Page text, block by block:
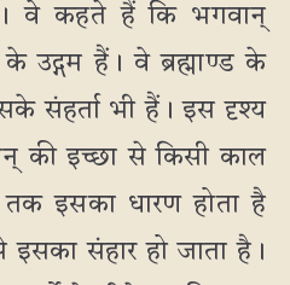
वे कहते हैं कि भगवान्
के उद्गम हैं। वे ब्रह्माण्ड के
संहर्ता भी हैं। इस दृश्य
की इच्छा से किसी काल
इसका धारण होता है
संहार हो जाता है।